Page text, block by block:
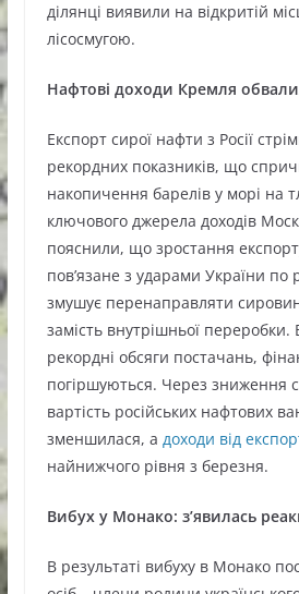
ділянці виявили на відкритій
лісосмугою.
Нафтові доходи Кремля
Експорт сирої нафти з Росії
рекордних показників, що
накопичення барелів у морі на
ключового джерела доходів
пояснили, що зростання
пов’язане з ударами України
змушує перенаправляти
замість внутрішньої переробки.
рекордні обсяги постачань,
погіршуються. Через зниження
вартість російських нафтових
зменшилася, а доходи від
найнижчого рівня з березня.
Вибух у Монако: з’явилась
В результаті вибуху в Монако